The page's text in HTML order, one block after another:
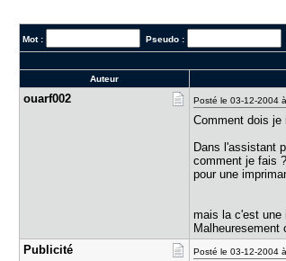
Mot : Pseudo :
Auteur
ouarf002 Posté le 03-12-2004
Comment dois je
Dans l'assistant
comment je fais
pour une
mais la c'est une
Malheuresement
Publicité
Posté le 03-12-2004